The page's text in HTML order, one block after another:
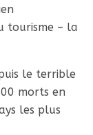
tourisme – la
le terrible
morts en
les plus